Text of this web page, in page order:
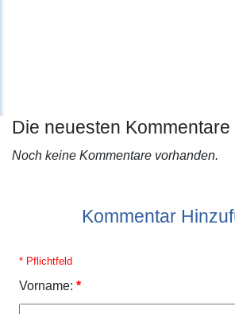
Die neuesten Kommentare
Noch keine Kommentare vorhanden.
Kommentar
* Pflichtfeld
Vorname: *